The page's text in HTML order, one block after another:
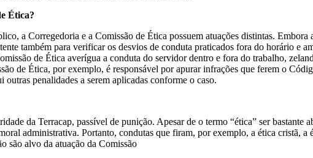
Ética?
a Corregedoria e a Comissão de Ética possuem atuações distintas.
também para verificar os desvios de conduta praticados fora do horário e
de Ética averígua a conduta do servidor dentro e fora do trabalho,
de Ética, por exemplo, é responsável por apurar infrações que ferem o
penalidades a serem aplicadas conforme o caso.
da Terracap, passível de punição. Apesar de o termo “ética” ser bastante
administrativa. Portanto, condutas que firam, por exemplo, a ética cristã,
são alvo da atuação da Comissão